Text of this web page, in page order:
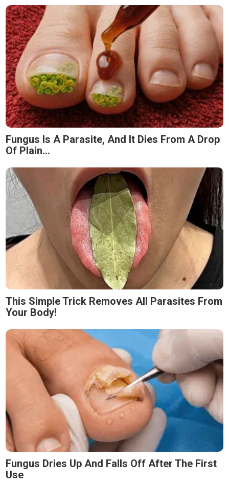
Fungus Is A Parasite, And It Dies From A Drop
Of Plain...
This Simple Trick Removes All Parasites From
Your Body!
Fungus Dries Up And Falls Off After The First
Use